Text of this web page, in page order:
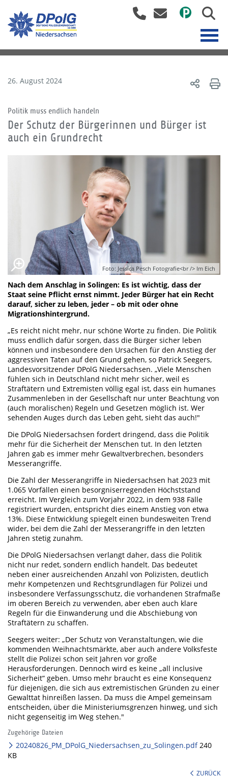
26. August 2024
Politik muss endlich handeln
Der Schutz der Bürgerinnen und Bürger ist
auch ein Grundrecht
Foto: Jessica Pesch Fotografie<br /> Im Eich
Nach dem Anschlag in Solingen: Es ist wichtig, dass der
Staat seine Pflicht ernst nimmt. Jeder Bürger hat ein Recht
darauf, sicher zu leben, jeder – ob mit oder ohne
Migrationshintergrund.
„Es reicht nicht mehr, nur schöne Worte zu finden. Die Politik
muss endlich dafür sorgen, dass die Bürger sicher leben
können und insbesondere den Ursachen für den Anstieg der
aggressiven Taten auf den Grund gehen, so Patrick Seegers,
Landesvorsitzender DPolG Niedersachsen. „Viele Menschen
fühlen sich in Deutschland nicht mehr sicher, weil es
Straftätern und Extremisten völlig egal ist, dass ein humanes
Zusammenleben in der Gesellschaft nur unter Beachtung von
(auch moralischen) Regeln und Gesetzen möglich ist. Wer
sehenden Auges durch das Leben geht, sieht das auch!"
Die DPolG Niedersachsen fordert dringend, dass die Politik
mehr für die Sicherheit der Menschen tut. In den letzten
Jahren gab es immer mehr Gewaltverbrechen, besonders
Messerangriffe.
Die Zahl der Messerangriffe in Niedersachsen hat 2023 mit
1.065 Vorfällen einen besorgniserregenden Höchststand
erreicht. Im Vergleich zum Vorjahr 2022, in dem 938 Fälle
registriert wurden, entspricht dies einem Anstieg von etwa
13%. Diese Entwicklung spiegelt einen bundesweiten Trend
wider, bei dem die Zahl der Messerangriffe in den letzten
Jahren stetig zunahm.
Die DPolG Niedersachsen verlangt daher, dass die Politik
nicht nur redet, sondern endlich handelt. Das bedeutet
neben einer ausreichenden Anzahl von Polizisten, deutlich
mehr Kompetenzen und Rechtsgrundlagen für Polizei und
insbesondere Verfassungsschutz, die vorhandenen Strafmaße
im oberen Bereich zu verwenden, aber eben auch klare
Regeln für die Einwanderung und die Abschiebung von
Straftätern zu schaffen.
Seegers weiter: „Der Schutz von Veranstaltungen, wie die
kommenden Weihnachtsmärkte, aber auch andere Volksfeste
stellt die Polizei schon seit Jahren vor große
Herausforderungen. Dennoch wird es keine „all inclusive
Sicherheit“ geben. Umso mehr braucht es eine Konsequenz
für diejenigen, die sich aus extremistischen Gründen zu einer
Gewalttat hinreißen lassen. Da muss die Ampel gemeinsam
entscheiden, über die Ministeriumsgrenzen hinweg, und sich
nicht gegenseitig im Weg stehen."
Zugehörige Dateien
20240826_PM_DPolG_Niedersachsen_zu_Solingen.pdf240
KB
ZURÜCK